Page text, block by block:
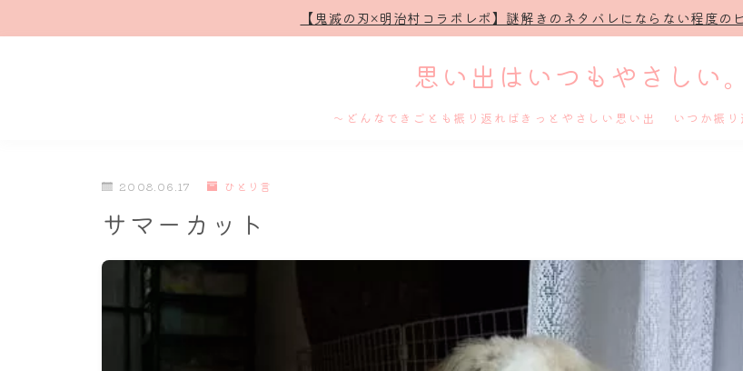
【鬼滅の刃×明治村コラボレポ】謎解きのネタバレにならない程度
思い出はいつもやさしい
～どんなできごとも振り返ればきっとやさしい思い出 いつか振り
ホテル滞在記
2008.06.17 ひとり言
サマーカット